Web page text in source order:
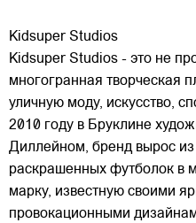
Kidsuper Studios
Kidsuper Studios - это не
многогранная творческая
уличную моду, искусство,
2010 году в Бруклине
Диллейном, бренд вырос
раскрашенных футболок в
марку, известную своими
провокационными